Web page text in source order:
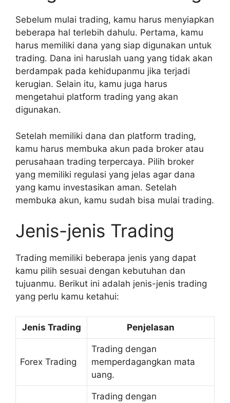
Sebelum mulai trading, kamu harus menyiapkan
beberapa hal terlebih dahulu. Pertama, kamu
harus memiliki dana yang siap digunakan untuk
trading. Dana ini haruslah uang yang tidak akan
berdampak pada kehidupanmu jika terjadi
kerugian. Selain itu, kamu juga harus
mengetahui platform trading yang akan
digunakan.
Setelah memiliki dana dan platform trading,
kamu harus membuka akun pada broker atau
perusahaan trading terpercaya. Pilih broker
yang memiliki regulasi yang jelas agar dana
yang kamu investasikan aman. Setelah
membuka akun, kamu sudah bisa mulai trading.
Jenis-jenis Trading
Trading memiliki beberapa jenis yang dapat
kamu pilih sesuai dengan kebutuhan dan
tujuanmu. Berikut ini adalah jenis-jenis trading
yang perlu kamu ketahui:
Jenis Trading Penjelasan
Forex Trading
Trading dengan
memperdagangkan mata
uang.
Trading dengan